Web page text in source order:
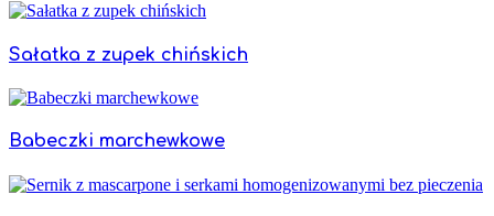
Sałatka z zupek chińskich
Babeczki marchewkowe